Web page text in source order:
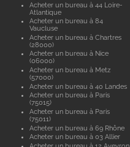
Acheter un bureau à 44 Loire-
Atlantique
Acheter un bureau à 84
Vaucluse
Acheter un bureau à Chartres
(28000)
Acheter un bureau à Nice
(06000)
Acheter un bureau à Metz
(57000)
Acheter un bureau à 40 Landes
Acheter un bureau à Paris
(75015)
Acheter un bureau à Paris
(75011)
Acheter un bureau à 69 Rhône
Acheter un bureau à 03 Allier